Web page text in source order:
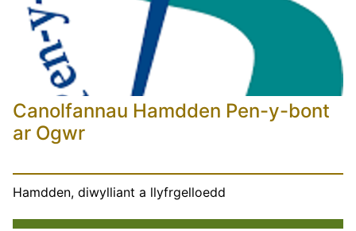
Canolfannau Hamdden Pen-y-bont
ar Ogwr
Hamdden, diwylliant a llyfrgelloedd